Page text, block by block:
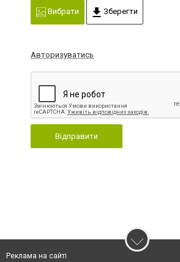
Вибрати
Зберегти
Авторизуватись
Відправити
Реклама на сайті